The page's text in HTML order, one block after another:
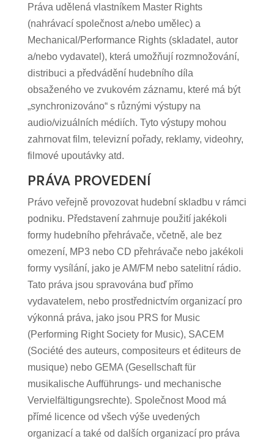
Práva udělená vlastníkem Master Rights
(nahrávací společnost a/nebo umělec) a
Mechanical/Performance Rights (skladatel, autor
a/nebo vydavatel), která umožňují rozmnožování,
distribuci a předvádění hudebního díla
obsaženého ve zvukovém záznamu, které má být
„synchronizováno“ s různými výstupy na
audio/vizuálních médiích. Tyto výstupy mohou
zahrnovat film, televizní pořady, reklamy, videohry,
filmové upoutávky atd.
PRÁVA PROVEDENÍ
Právo veřejně provozovat hudební skladbu v rámci
podniku. Představení zahrnuje použití jakékoli
formy hudebního přehrávače, včetně, ale bez
omezení, MP3 nebo CD přehrávače nebo jakékoli
formy vysílání, jako je AM/FM nebo satelitní rádio.
Tato práva jsou spravována buď přímo
vydavatelem, nebo prostřednictvím organizací pro
výkonná práva, jako jsou PRS for Music
(Performing Right Society for Music), SACEM
(Société des auteurs, compositeurs et éditeurs de
musique) nebo GEMA (Gesellschaft für
musikalische Aufführungs- und mechanische
Vervielfältigungsrechte). Společnost Mood má
přímé licence od všech výše uvedených
organizací a také od dalších organizací pro práva